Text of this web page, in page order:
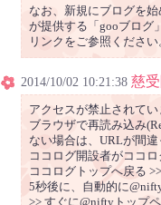
なお、新規にブログを
が提供する「gooブログ
リンクをご参照ください
2014/10/02 10:21:38 慈
アクセスが禁止されてい
ブラウザで再読み込み
ない場合は、URLが間違
ココログ開設者がココ
ココログトップへ戻る >>
5秒後に、自動的に
>> すぐに@niftyトップ